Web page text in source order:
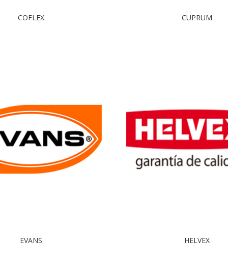
COFLEX CUPRUM
EVANS HELVEX